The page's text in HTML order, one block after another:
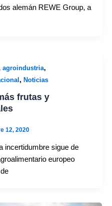
alemán REWE Group, a
agroindustria,
, Noticias
frutas y
12, 2020
incertidumbre sigue de
europeo